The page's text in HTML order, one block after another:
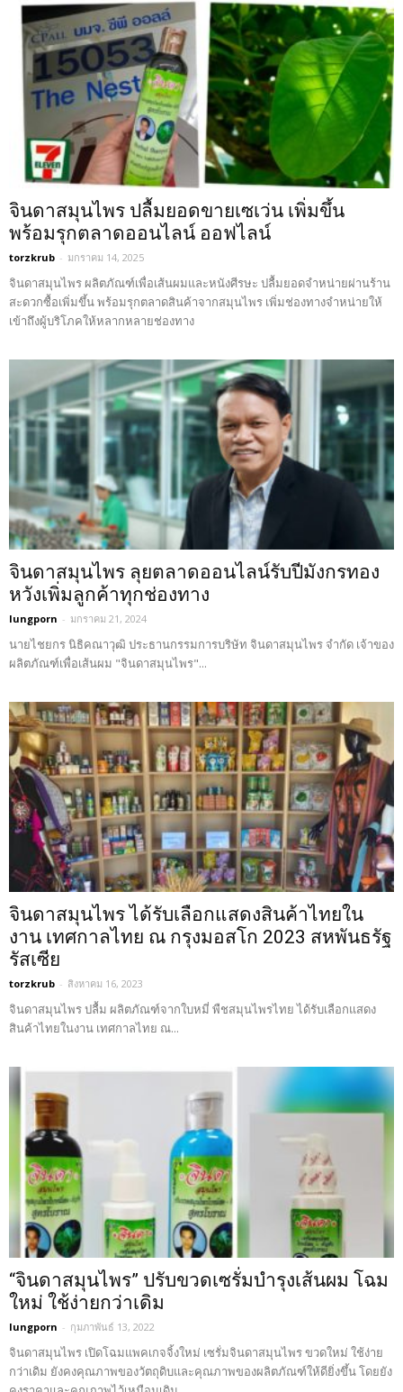
จินดาสมุนไพร ปลื้มยอดขายเซเว่น เพิ่มขึ้น
พร้อมรุกตลาดออนไลน์ ออฟไลน์
torzkrub - มกราคม 14, 2025
จินดาสมุนไพร ผลิตภัณฑ์เพื่อเส้นผมและหนังศีรษะ ปลื้มยอดจำหน่ายผ่านร้าน
สะดวกซื้อเพิ่มขึ้น พร้อมรุกตลาดสินค้าจากสมุนไพร เพิ่มช่องทางจำหน่ายให้
เข้าถึงผู้บริโภคให้หลากหลายช่องทาง
จินดาสมุนไพร ลุยตลาดออนไลน์รับปีมังกรทอง
หวังเพิ่มลูกค้าทุกช่องทาง
lungporn - มกราคม 21, 2024
นายไชยกร นิธิคณาวุฒิ ประธานกรรมการบริษัท จินดาสมุนไพร จำกัด เจ้าของ
ผลิตภัณฑ์เพื่อเส้นผม "จินดาสมุนไพร"...
จินดาสมุนไพร ได้รับเลือกแสดงสินค้าไทยใน
งาน เทศกาลไทย ณ กรุงมอสโก 2023 สหพันธรัฐ
รัสเซีย
torzkrub - สิงหาคม 16, 2023
จินดาสมุนไพร ปลื้ม ผลิตภัณฑ์จากใบหมี่ พืชสมุนไพรไทย ได้รับเลือกแสดง
สินค้าไทยในงาน เทศกาลไทย ณ...
“จินดาสมุนไพร” ปรับขวดเซรั่มบำรุงเส้นผม โฉม
ใหม่ ใช้ง่ายกว่าเดิม
lungporn - กุมภาพันธ์ 13, 2022
จินดาสมุนไพร เปิดโฉมแพคเกจจิ้งใหม่ เซรั่มจินดาสมุนไพร ขวดใหม่ ใช้ง่าย
กว่าเดิม ยังคงคุณภาพของวัตถุดิบและคุณภาพของผลิตภัณฑ์ให้ดียิ่งขึ้น โดยยัง